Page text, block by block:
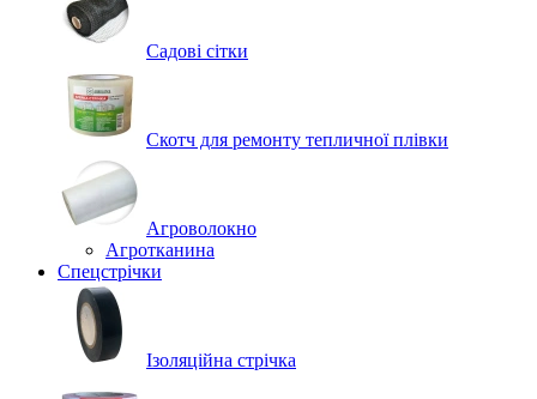
Садові сітки
Скотч для ремонту тепличної плівки
Агроволокно
Агротканина
Спецстрічки
Ізоляційна стрічка